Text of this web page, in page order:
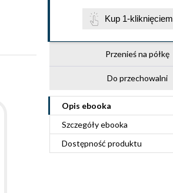
Kup 1-kliknięciem
Przenieś na półkę
Do przechowalni
Opis ebooka
Szczegółyebooka
Dostępność produktu